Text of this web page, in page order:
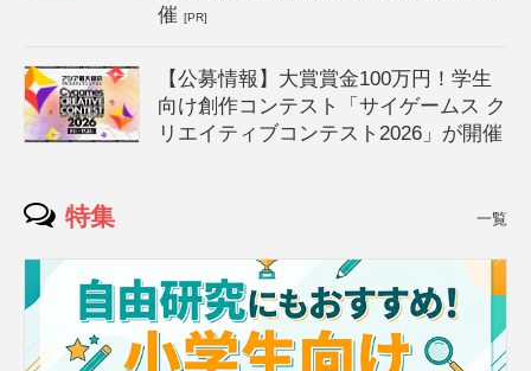
催[PR]
【公募情報】大賞賞金100万円！学生
向け創作コンテスト「サイゲームス ク
リエイティブコンテスト2026」が開催
特集 一覧